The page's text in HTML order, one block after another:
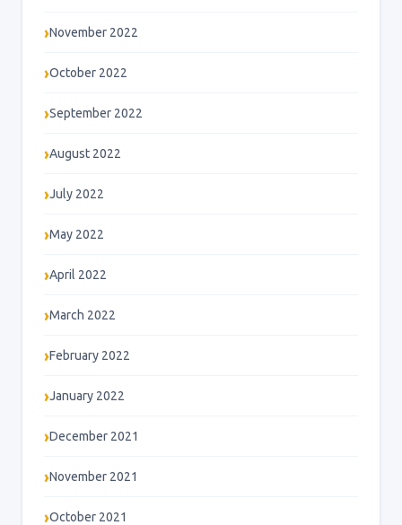
November 2022
October 2022
September 2022
August 2022
July 2022
May 2022
April 2022
March 2022
February 2022
January 2022
December 2021
November 2021
October 2021